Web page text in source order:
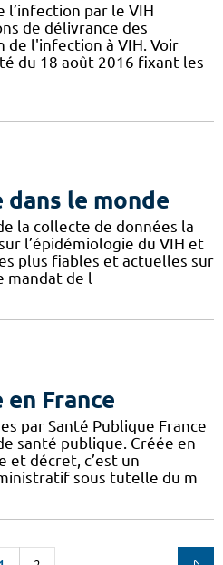
par le VIH
de délivrance des
de l'infection à VIH. Voir
du 18 août 2016 fixant les
le monde
la collecte de données la
l’épidémiologie du VIH et
plus fiables et actuelles sur
mandat de l
France
par Santé Publique France
santé publique. Créée en
et décret, c’est un
sous tutelle du m